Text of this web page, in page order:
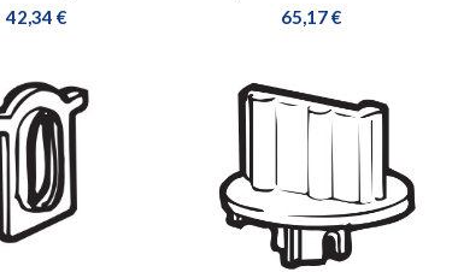
42,34 € 65,17€